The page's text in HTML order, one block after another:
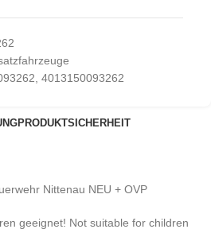
, 4013150093262
PRODUKTSICHERHEIT
Nittenau NEU + OVP
geeignet! Not suitable for children